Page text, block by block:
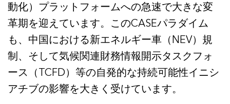
動化）プラットフォームへの急速で大きな変
革期を迎えています。このCASEパラダイム
も、中国における新エネルギー車（NEV）規
制、そして気候関連財務情報開示タスクフォ
ース（TCFD）等の自発的な持続可能性イニシ
アチブの影響を大きく受けています。